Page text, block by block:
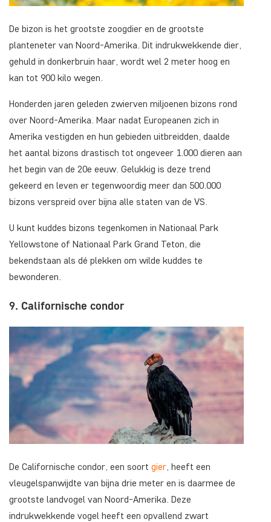
De bizon is het grootste zoogdier en de grootste
planteneter van Noord-Amerika. Dit indrukwekkende dier,
gehuld in donkerbruin haar, wordt wel 2 meter hoog en
kan tot 900 kilo wegen.
Honderden jaren geleden zwierven miljoenen bizons rond
over Noord-Amerika. Maar nadat Europeanen zich in
Amerika vestigden en hun gebieden uitbreidden, daalde
het aantal bizons drastisch tot ongeveer 1.000 dieren aan
het begin van de 20e eeuw. Gelukkig is deze trend
gekeerd en leven er tegenwoordig meer dan 500.000
bizons verspreid over bijna alle staten van de VS.
U kunt kuddes bizons tegenkomen in Nationaal Park
Yellowstone of Nationaal Park Grand Teton, die
bekendstaan als dé plekken om wilde kuddes te
bewonderen.
9. Californische condor
De Californische condor, een soort gier , heeft een
vleugelspanwijdte van bijna drie meter en is daarmee de
grootste landvogel van Noord-Amerika. Deze
indrukwekkende vogel heeft een opvallend zwart